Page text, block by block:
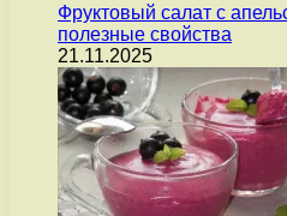
Фруктовый салат с
полезные свойства
21.11.2025